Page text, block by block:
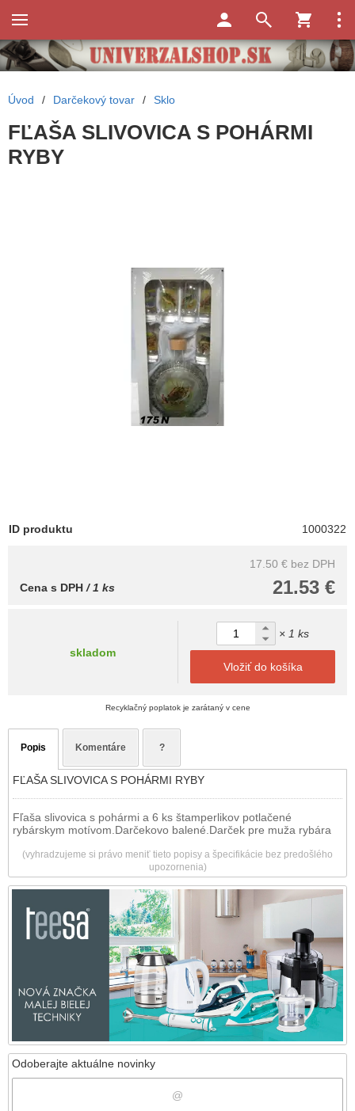
Odoberajte aktuálne novinky
Úvod / Darčekový tovar / Sklo
FĽAŠA SLIVOVICA S POHÁRMI
RYBY
ID produktu 1000322
17.50 € bez DPH
21.53 €
Cena s DPH/ 1 ks
skladom
× 1 ks
Vložiť do košíka
Recyklačný poplatok je zarátaný v cene
Popis Komentáre ?
FĽAŠA SLIVOVICA S POHÁRMI RYBY
Fľaša slivovica s pohármi a 6 ks štamperlikov potlačené
rybárskym motívom.Darčekovo balené.Darček pre muža rybára​
(vyhradzujeme si právo meniť tieto popisy a špecifikácie bez predošlého
upozornenia)